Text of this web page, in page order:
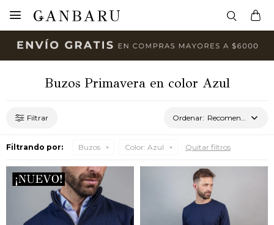

Buzos Primavera en color Azul
Recomendados
Filtrando por: Buzos Color: Azul Quitar filtros